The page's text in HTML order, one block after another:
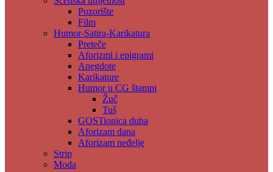
Pozorište
Film
Humor-Satira-Karikatura
Preteče
Aforizmi i epigrami
Anegdote
Karikature
Humor u CG štampi
Žuč
Tuš
GOSTionica duha
Aforizam dana
Aforizam neđelje
Strip
Moda